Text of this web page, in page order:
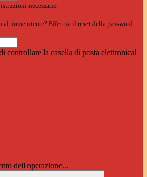
necessarie.
al nome utente? Effettua il reset della password
controllare la casella di posta elettronica!
dell'operazione...